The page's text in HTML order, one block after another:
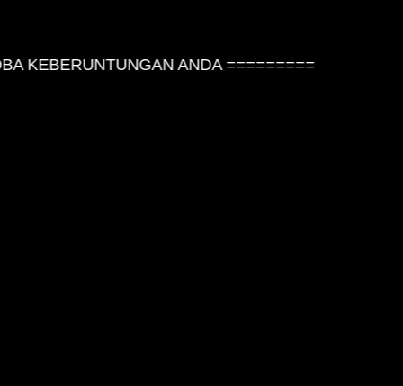
KEBERUNTUNGAN ANDA =========